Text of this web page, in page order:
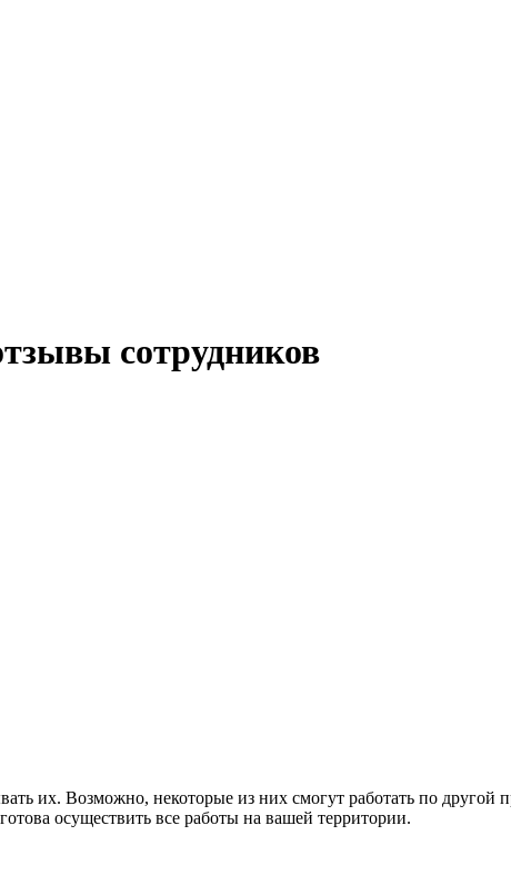
сотрудников
их. Возможно, некоторые из них смогут работать по другой
осуществить все работы на вашей территории.